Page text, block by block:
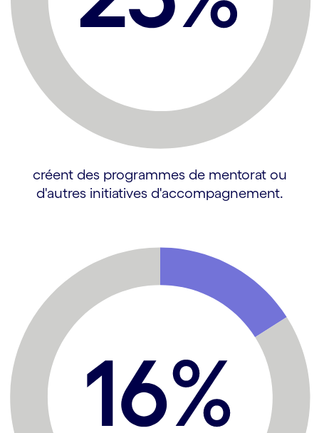
créent des programmes de mentorat ou
d'autres initiatives d'accompagnement.